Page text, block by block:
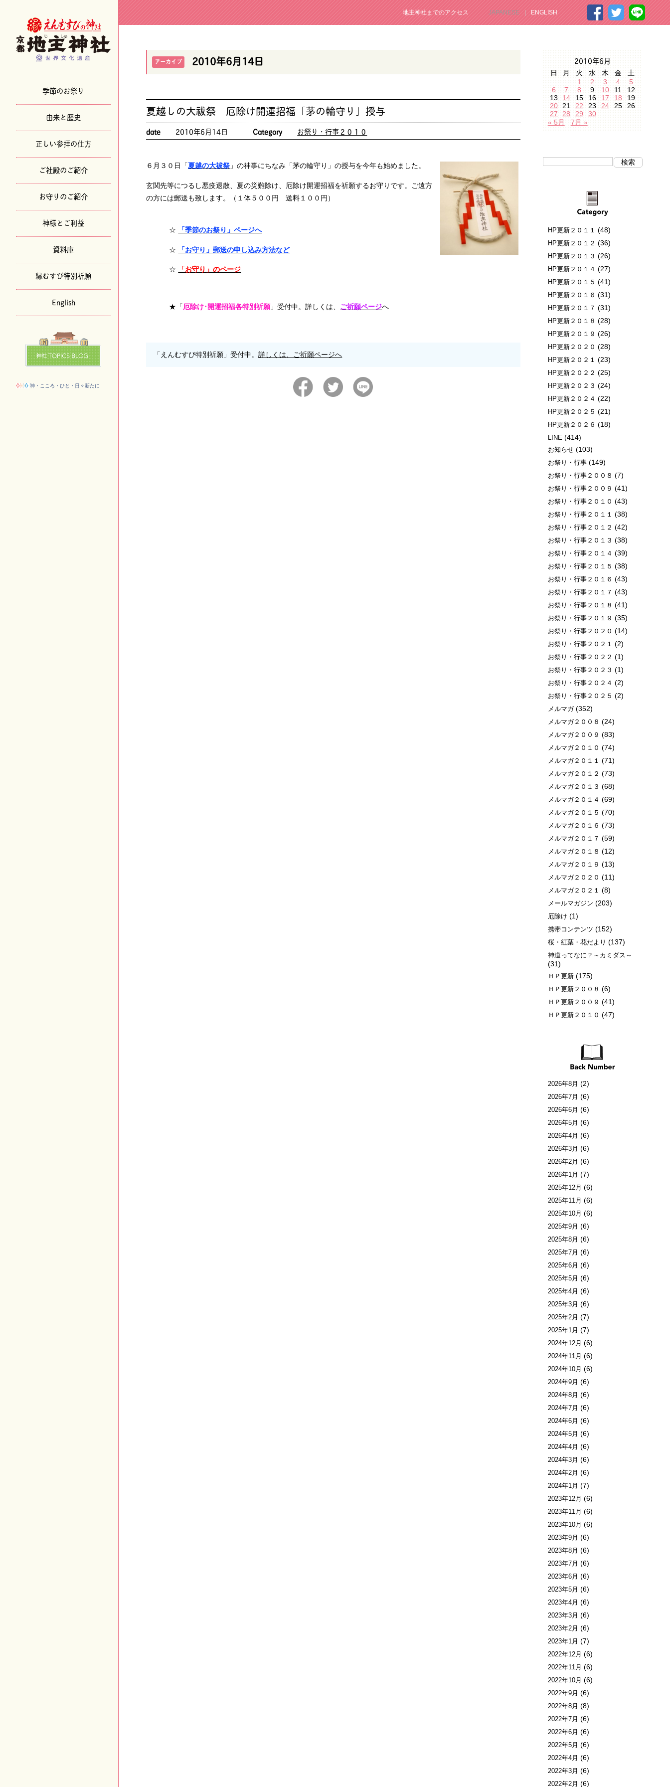
季節のお祭り
由来と歴史
正しい参拝の仕方
ご社殿のご紹介
お守りのご紹介
神様とご利益
資料庫
縁むすび特別祈願
English
神・こころ・ひと・日々新たに
地主神社までのアクセス JAPANESE ENGLISH
アーカイブ 2010年6月14日
夏越しの大祓祭 厄除け開運招福「茅の輪守り」授与
date 2010年6月14日 Category お祭り・行事２０１０
６月３０日「夏越の大祓祭」の神事にちなみ「茅の輪守り」の授与を今年も始めました。
玄関先等につるし悪疫退散、夏の災難除け、厄除け開運招福を祈願するお守りです。ご遠方
の方には郵送も致します。（１体５００円 送料１００円）
☆ 「季節のお祭り」ページへ
☆ 「お守り」郵送の申し込み方法など
☆ 「お守り」のページ
★「厄除け･開運招福各特別祈願」受付中。詳しくは、 ご祈願ページへ
「えんむすび特別祈願」受付中。詳しくは、ご祈願ページへ
2010年6月
日 月 火 水 木 金
土
1
2 3 4
5
6
7 8 9 10 11
12
13
14 15 16 17 18
19
20
21 22 23 24 25
26
27
28 29
30
« 5月
7月 »
HP更新２０１１ (48)
HP更新２０１２ (36)
HP更新２０１３ (26)
HP更新２０１４ (27)
HP更新２０１５ (41)
HP更新２０１６ (31)
HP更新２０１７ (31)
HP更新２０１８ (28)
HP更新２０１９ (26)
HP更新２０２０ (28)
HP更新２０２１ (23)
HP更新２０２２ (25)
HP更新２０２３ (24)
HP更新２０２４ (22)
HP更新２０２５ (21)
HP更新２０２６ (18)
LINE (414)
お知らせ(103)
お祭り・行事(149)
お祭り・行事２００８ (7)
お祭り・行事２００９ (41)
お祭り・行事２０１０ (43)
お祭り・行事２０１１ (38)
お祭り・行事２０１２ (42)
お祭り・行事２０１３ (38)
お祭り・行事２０１４ (39)
お祭り・行事２０１５ (38)
お祭り・行事２０１６ (43)
お祭り・行事２０１７ (43)
お祭り・行事２０１８ (41)
お祭り・行事２０１９ (35)
お祭り・行事２０２０ (14)
お祭り・行事２０２１ (2)
お祭り・行事２０２２ (1)
お祭り・行事２０２３ (1)
お祭り・行事２０２４ (2)
お祭り・行事２０２５ (2)
メルマガ(352)
メルマガ２００８ (24)
メルマガ２００９ (83)
メルマガ２０１０ (74)
メルマガ２０１１ (71)
メルマガ２０１２ (73)
メルマガ２０１３ (68)
メルマガ２０１４ (69)
メルマガ２０１５ (70)
メルマガ２０１６ (73)
メルマガ２０１７ (59)
メルマガ２０１８ (12)
メルマガ２０１９ (13)
メルマガ２０２０ (11)
メルマガ２０２１ (8)
メールマガジン (203)
厄除け (1)
携帯コンテンツ (152)
桜・紅葉・花だより (137)
神道ってなに？～カミダス～
(31)
ＨＰ更新(175)
ＨＰ更新２００８ (6)
ＨＰ更新２００９ (41)
ＨＰ更新２０１０ (47)
2026年8月 (2)
2026年7月 (6)
2026年6月 (6)
2026年5月 (6)
2026年4月 (6)
2026年3月 (6)
2026年2月 (6)
2026年1月 (7)
2025年12月 (6)
2025年11月 (6)
2025年10月 (6)
2025年9月 (6)
2025年8月 (6)
2025年7月 (6)
2025年6月 (6)
2025年5月 (6)
2025年4月 (6)
2025年3月 (6)
2025年2月 (7)
2025年1月 (7)
2024年12月 (6)
2024年11月 (6)
2024年10月 (6)
2024年9月 (6)
2024年8月 (6)
2024年7月 (6)
2024年6月 (6)
2024年5月 (6)
2024年4月 (6)
2024年3月 (6)
2024年2月 (6)
2024年1月 (7)
2023年12月 (6)
2023年11月 (6)
2023年10月 (6)
2023年9月 (6)
2023年8月 (6)
2023年7月 (6)
2023年6月 (6)
2023年5月 (6)
2023年4月 (6)
2023年3月 (6)
2023年2月 (6)
2023年1月 (7)
2022年12月 (6)
2022年11月 (6)
2022年10月 (6)
2022年9月 (6)
2022年8月 (8)
2022年7月 (6)
2022年6月 (6)
2022年5月 (6)
2022年4月 (6)
2022年3月 (6)
2022年2月 (6)